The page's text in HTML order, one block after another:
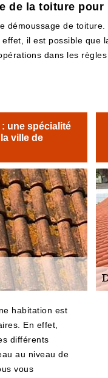
de la toiture
de
il est possible que
dans les
une spécialité
ville de
habitation est
En effet,
différents
au niveau de
vous